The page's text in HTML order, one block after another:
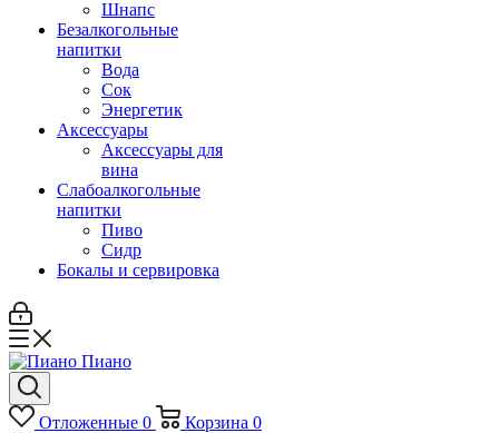
Шнапс
Безалкогольные
напитки
Вода
Сок
Энергетик
Аксессуары
Аксессуары для
вина
Слабоалкогольные
напитки
Пиво
Сидр
Бокалы и сервировка
Отложенные 0 Корзина 0